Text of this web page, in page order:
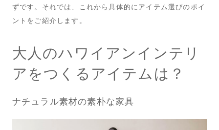
ずです。それでは、これから具体的にアイテム選びのポイ
ントをご紹介します。
大人のハワイアンインテリ
アをつくるアイテムは？
ナチュラル素材の素朴な家具